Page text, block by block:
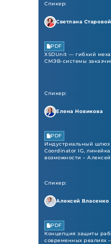
Спикер:
Светлана
PDF
XSDUnit — гибкий
СМЭВ-системы
Спикер:
Елена Новикова
PDF
Индустриальный шлюз
Coordinator IG,
возможности –
Спикер:
Алексей Власенко
PDF
Концепция защиты
современных реалиях